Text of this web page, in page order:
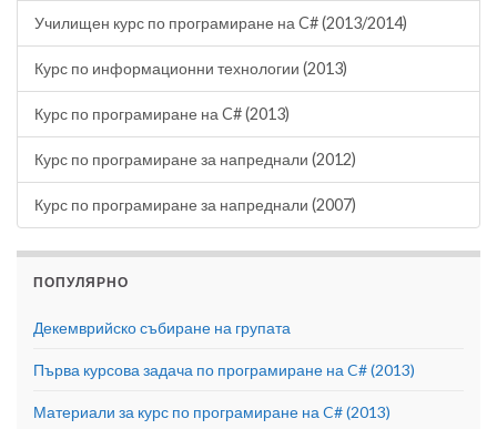
Училищен курс по програмиране на C# (2013/2014)
Курс по информационни технологии (2013)
Курс по програмиране на C# (2013)
Курс по програмиране за напреднали (2012)
Курс по програмиране за напреднали (2007)
ПОПУЛЯРНО
Декемврийско събиране на групата
Първа курсова задача по програмиране на C# (2013)
Материали за курс по програмиране на C# (2013)